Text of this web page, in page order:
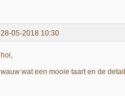
28-05-2018 10:30
hoi,
wauw wat een mooie taart en de